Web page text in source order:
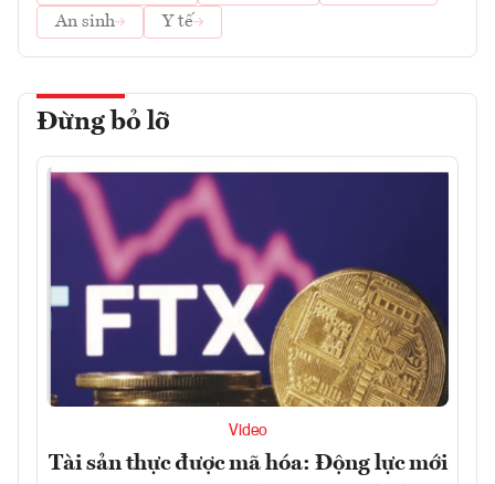
An sinh
Y tế
Đừng bỏ lỡ
Video
Tài sản thực được mã hóa: Động lực mới